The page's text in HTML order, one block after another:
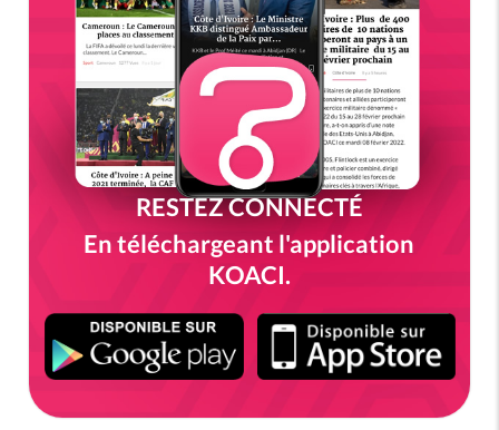
RESTEZ CONNECTÉ
En téléchargeant l'application
KOACI.